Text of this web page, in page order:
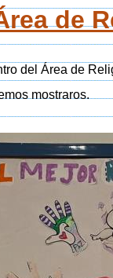
de
del Área de
mostraros.